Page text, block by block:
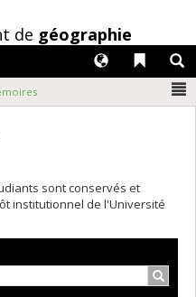
de géographie
Liens
Langues
sont conservés et
institutionnel de l'Université